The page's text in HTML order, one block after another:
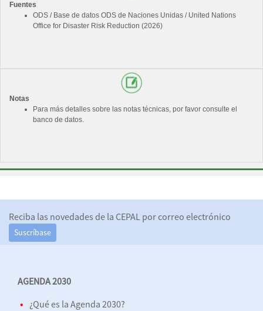
Fuentes
ODS / Base de datos ODS de Naciones Unidas / United Nations
Office for Disaster Risk Reduction (2026)
Notas
Para más detalles sobre las notas técnicas, por favor consulte el
banco de datos.
Reciba las novedades de la CEPAL por correo electrónico
Suscríbase
AGENDA 2030
¿Qué es la Agenda 2030?